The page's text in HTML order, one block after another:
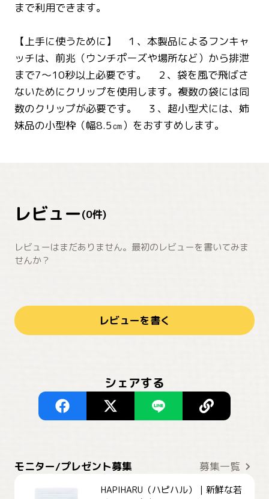
まで利用できます。
【上手に使うために】 １、本製品によるフンキャ
ッチは、前兆（ウンチポーズや場所など）から排泄
まで7～10秒以上必要です。 ２、袋を風で飛ばさ
ないためにクリップを使用します。複数の袋には同
数のクリップが必要です。 ３、超小型犬には、姉
妹品の小型枠（幅8.5㎝）をおすすめします。
レビュー(0件)
レビューはまだありません。最初のレビューを書いてみま
せんか？
レビューを書く
シェアする
モニター/プレゼント募集 募集一覧
HAPIHARU（ハピハル）｜新鮮な若